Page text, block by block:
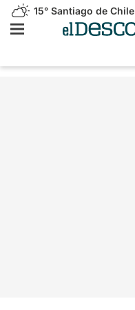
15° Santiago de Chile